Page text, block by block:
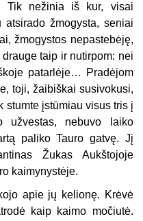
Tik nežinia iš kur, visai
atsirado žmogysta, seniai
žmogystos nepastebėję,
taip ir nutirpom: nei
patarlėje… Pradėjom
toji, žaibiškai susivokusi,
stumte įstūmiau visus tris į
užvestas, nebuvo laiko
paliko Tauro gatvę. Jį
Žukas Aukštojoje
kaimynystėje.
apie jų kelionę. Krėvė
kaip kaimo močiutė.